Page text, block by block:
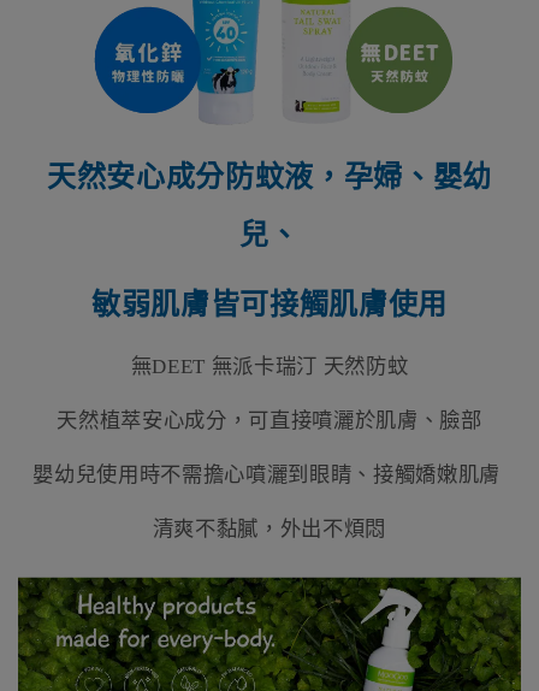
天然安心成分防蚊液，孕婦、嬰幼
兒、
敏弱肌膚皆可接觸肌膚使用
無DEET 無派卡瑞汀 天然防蚊
天然植萃安心成分，可直接噴灑於肌膚、臉部
嬰幼兒使用時不需擔心噴灑到眼睛、接觸嬌嫩肌膚
清爽不黏膩，外出不煩悶